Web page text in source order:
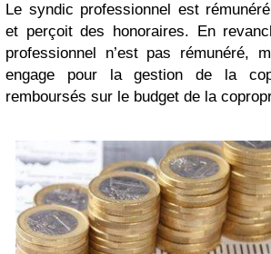
Le syndic professionnel est
et perçoit des honoraires. En
professionnel n’est pas rémunéré,
engage pour la gestion de la
remboursés sur le budget de la